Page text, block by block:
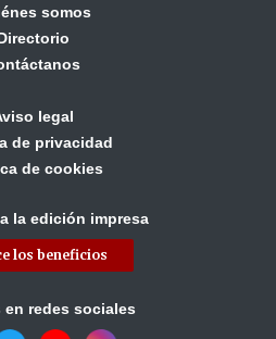
somos
legal
de privacidad
de cookies
la edición impresa
los beneficios
en redes sociales